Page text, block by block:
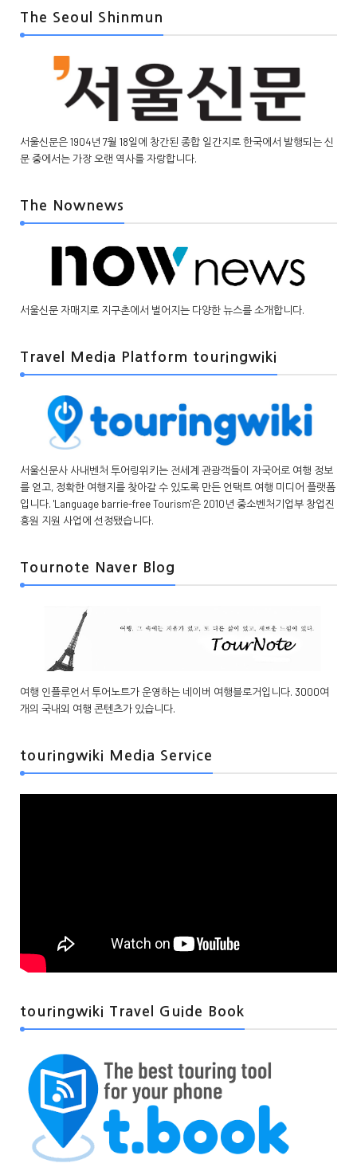
The Seoul Shinmun
서울신문은 1904년 7월 18일에 창간된 종합 일간지로 한국에서 발행되는 신
문 중에서는 가장 오랜 역사를 자랑합니다.
The Nownews
서울신문 자매지로 지구촌에서 벌어지는 다양한 뉴스를 소개합니다.
Travel Media Platform touringwiki
서울신문사 사내벤처 투어링위키는 전세계 관광객들이 자국어로 여행 정보
를 얻고, 정확한 여행지를 찾아갈 수 있도록 만든 언택트 여행 미디어 플랫폼
입니다. 'Language barrie-free Tourism'은 2010년 중소벤처기업부 창업진
흥원 지원 사업에 선정됐습니다.
Tournote Naver Blog
여행 인플루언서 투어노트가 운영하는 네이버 여행블로거입니다. 3000여
개의 국내외 여행 콘텐츠가 있습니다.
touringwiki Media Service
touringwiki Travel Guide Book